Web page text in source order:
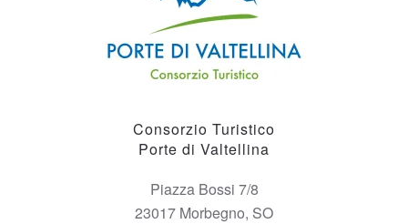
Consorzio Turistico
Porte di Valtellina
Piazza Bossi 7/8
23017 Morbegno, SO